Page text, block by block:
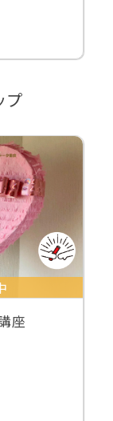
プ
座